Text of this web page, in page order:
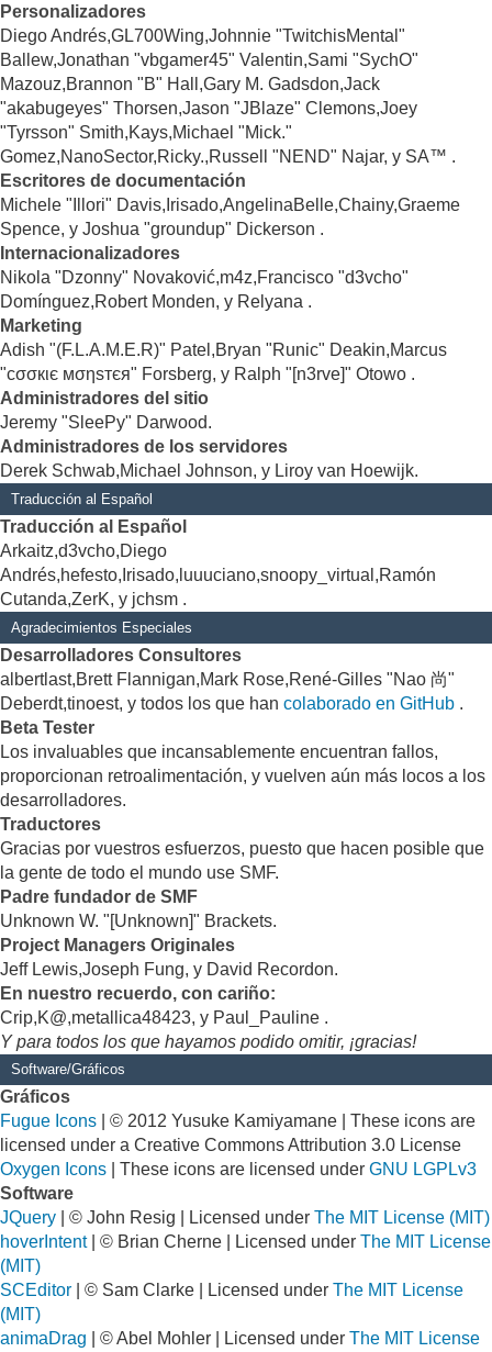
Personalizadores
Diego Andrés,GL700Wing,Johnnie "TwitchisMental"
Ballew,Jonathan "vbgamer45" Valentin,Sami "SychO"
Mazouz,Brannon "B" Hall,Gary M. Gadsdon,Jack
"akabugeyes" Thorsen,Jason "JBlaze" Clemons,Joey
"Tyrsson" Smith,Kays,Michael "Mick."
Gomez,NanoSector,Ricky.,Russell "NEND" Najar, y SA™ .
Escritores de documentación
Michele "Illori" Davis,Irisado,AngelinaBelle,Chainy,Graeme
Spence, y Joshua "groundup" Dickerson .
Internacionalizadores
Nikola "Dzonny" Novaković,m4z,Francisco "d3vcho"
Domínguez,Robert Monden, y Relyana .
Marketing
Adish "(F.L.A.M.E.R)" Patel,Bryan "Runic" Deakin,Marcus
"cσσкιє мσηѕтєя" Forsberg, y Ralph "[n3rve]" Otowo .
Administradores del sitio
Jeremy "SleePy" Darwood.
Administradores de los servidores
Derek Schwab,Michael Johnson, y Liroy van Hoewijk.
Traducción al Español
Traducción al Español
Arkaitz,d3vcho,Diego
Andrés,hefesto,Irisado,luuuciano,snoopy_virtual,Ramón
Cutanda,ZerK, y jchsm .
Agradecimientos Especiales
Desarrolladores Consultores
albertlast,Brett Flannigan,Mark Rose,René-Gilles "Nao 尚"
Deberdt,tinoest, y todos los que han colaborado en GitHub .
Beta Tester
Los invaluables que incansablemente encuentran fallos,
proporcionan retroalimentación, y vuelven aún más locos a los
desarrolladores.
Traductores
Gracias por vuestros esfuerzos, puesto que hacen posible que
la gente de todo el mundo use SMF.
Padre fundador de SMF
Unknown W. "[Unknown]" Brackets.
Project Managers Originales
Jeff Lewis,Joseph Fung, y David Recordon.
En nuestro recuerdo, con cariño:
Crip,K@,metallica48423, y Paul_Pauline .
Y para todos los que hayamos podido omitir, ¡gracias!
Software/Gráficos
Gráficos
Fugue Icons | © 2012 Yusuke Kamiyamane | These icons are
licensed under a Creative Commons Attribution 3.0 License
Oxygen Icons | These icons are licensed under GNU LGPLv3
Software
JQuery | © John Resig | Licensed under The MIT License (MIT)
hoverIntent| © Brian Cherne | Licensed under The MIT License
(MIT)
SCEditor | © Sam Clarke | Licensed under The MIT License
(MIT)
animaDrag | © Abel Mohler | Licensed under The MIT License